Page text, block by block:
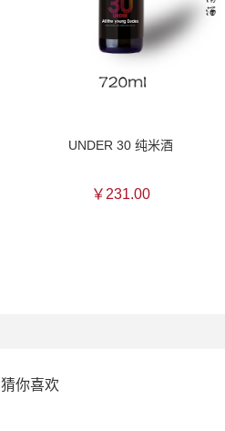
UNDER 30 纯米酒
￥231.00
猜你喜欢